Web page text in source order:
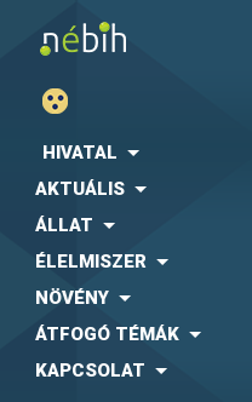
HIVATAL
AKTUÁLIS
ÁLLAT
ÉLELMISZER
NÖVÉNY
ÁTFOGÓ TÉMÁK
KAPCSOLAT